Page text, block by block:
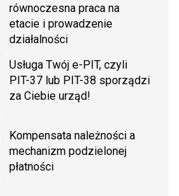
równoczesna praca na
etacie i prowadzenie
działalności
Usługa Twój e-PIT, czyli
PIT-37 lub PIT-38 sporządzi
za Ciebie urząd!
Kompensata należności a
mechanizm podzielonej
płatności